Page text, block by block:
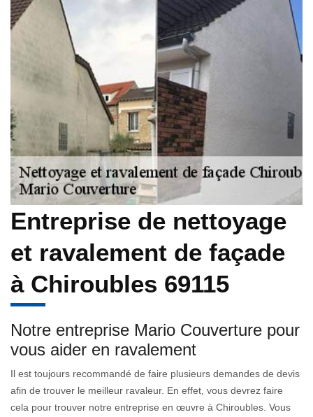
Entreprise de nettoyage
et ravalement de façade
à Chiroubles 69115
Notre entreprise Mario Couverture pour
vous aider en ravalement
Il est toujours recommandé de faire plusieurs demandes de devis
afin de trouver le meilleur ravaleur. En effet, vous devrez faire
cela pour trouver notre entreprise en œuvre à Chiroubles. Vous